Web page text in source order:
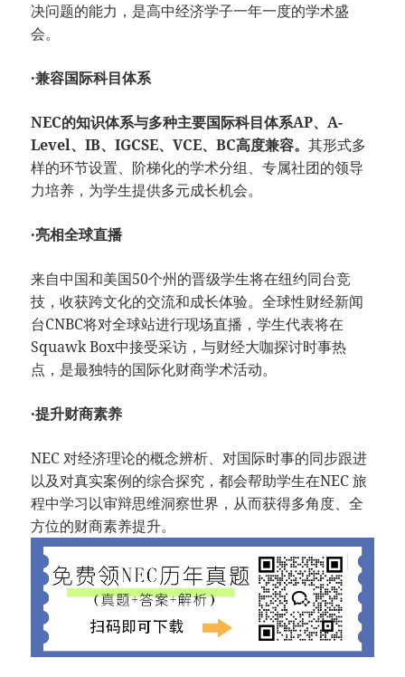
决问题的能力，是高中经济学子一年一度的学术盛
会。
·兼容国际科目体系
NEC的知识体系与多种主要国际科目体系AP、A-
Level、IB、IGCSE、VCE、BC高度兼容。其形式多
样的环节设置、阶梯化的学术分组、专属社团的领导
力培养，为学生提供多元成长机会。
·亮相全球直播
来自中国和美国50个州的晋级学生将在纽约同台竞
技，收获跨文化的交流和成长体验。全球性财经新闻
台CNBC将对全球站进行现场直播，学生代表将在
Squawk Box中接受采访，与财经大咖探讨时事热
点，是最独特的国际化财商学术活动。
·提升财商素养
NEC 对经济理论的概念辨析、对国际时事的同步跟进
以及对真实案例的综合探究，都会帮助学生在NEC 旅
程中学习以审辩思维洞察世界，从而获得多角度、全
方位的财商素养提升。